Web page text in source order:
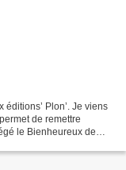
Plon’. Je viens
de remettre
le Bienheureux de